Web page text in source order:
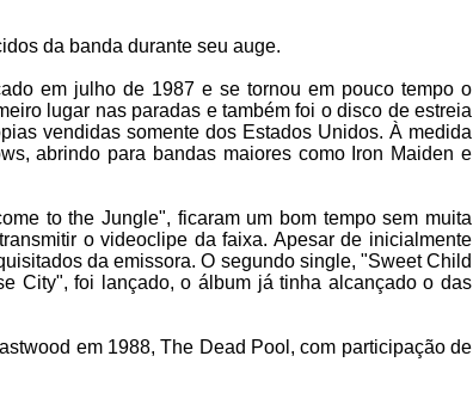
da banda durante seu auge.
em julho de 1987 e se tornou em pouco tempo o
lugar nas paradas e também foi o disco de estreia
vendidas somente dos Estados Unidos. À medida
abrindo para bandas maiores como Iron Maiden e
to the Jungle", ficaram um bom tempo sem muita
o videoclipe da faixa. Apesar de inicialmente
da emissora. O segundo single, "Sweet Child
City", foi lançado, o álbum já tinha alcançado o das
em 1988, The Dead Pool, com participação de